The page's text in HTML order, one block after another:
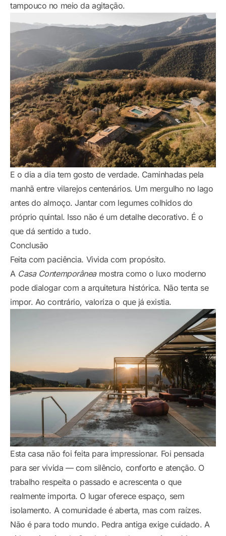
tampouco no meio da agitação.
E o dia a dia tem gosto de verdade. Caminhadas pela
manhã entre vilarejos centenários. Um mergulho no lago
antes do almoço. Jantar com legumes colhidos do
próprio quintal. Isso não é um detalhe decorativo. É o
que dá sentido a tudo.
Conclusão
Feita com paciência. Vivida com propósito.
A Casa Contemporâneamostra como o luxo moderno
pode dialogar com a arquitetura histórica. Não tenta se
impor. Ao contrário, valoriza o que já existia.
Esta casa não foi feita para impressionar. Foi pensada
para ser vivida — com silêncio, conforto e atenção. O
trabalho respeita o passado e acrescenta o que
realmente importa. O lugar oferece espaço, sem
isolamento. A comunidade é aberta, mas com raízes.
Não é para todo mundo. Pedra antiga exige cuidado. A